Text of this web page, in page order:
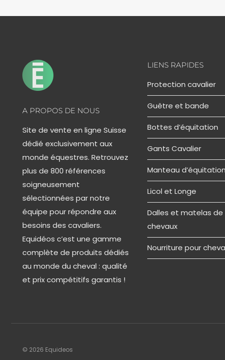
A PROPOS DE NOUS
Site de vente en ligne Suisse
dédié exclusivement aux
monde équestres. Retrouvez
plus de 800 références
soigneusement
sélectionnées par notre
équipe pour répondre aux
besoins des cavaliers.
Equidéos c’est une gamme
complète de produits dédiés
au monde du cheval : qualité
et prix compétitifs garantis !
LIENS RAPIDES
Protection cavalier
Guêtre et bande
Bottes d’équitation
Gants Cavalier
Manteau d’équitation
Licol et Longe
Dalles et matelas de
chevaux
Nourriture pour
© 2026 Equideos